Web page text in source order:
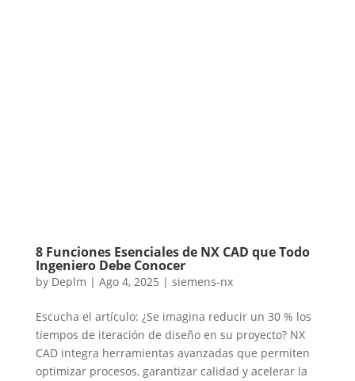
8 Funciones Esenciales de NX CAD que Todo
Ingeniero Debe Conocer
by Deplm | Ago 4, 2025 | siemens-nx
Escucha el artículo: ¿Se imagina reducir un 30 % los
tiempos de iteración de diseño en su proyecto? NX
CAD integra herramientas avanzadas que permiten
optimizar procesos, garantizar calidad y acelerar la